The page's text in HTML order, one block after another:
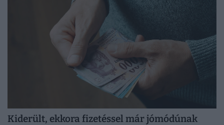
Kiderült, ekkora fizetéssel már jómódúnak